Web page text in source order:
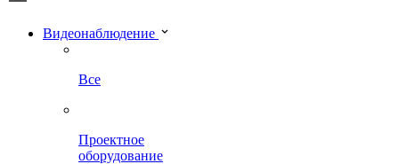
Видеонаблюдение
Все
Проектное
оборудование